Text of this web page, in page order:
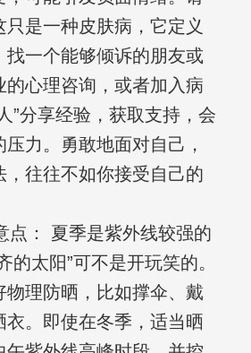
是一种皮肤病，它定义
找一个能够倾诉的朋友或
的心理咨询，或者加入病
”分享经验，获取支持，会
力。勇敢地面对自己，
，往往不如你接受自己的
点： 夏季是紫外线较强的
的太阳”可不是开玩笑的。
物理防晒，比如撑伞、戴
衣。即使在冬季，适当晒